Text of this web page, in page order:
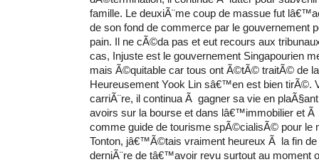
famille. Le deuxiÃ¨me coup de massue fut
de son fond de commerce par le gouvernement
pain. Il ne cÃ©da pas et eut recours aux
cas, Injuste est le gouvernement Singapourien
mais Ã©quitable car tous ont Ã©tÃ© traitÃ© de
Heureusement Yook Lin sâ€™en est bien tirÃ©.
carriÃ¨re, il continua Ã gagner sa vie en
avoirs sur la bourse et dans lâ€™immobilier et
comme guide de tourisme spÃ©cialisÃ© pour le
Tonton, jâ€™Ã©tais vraiment heureux Ã la fin
derniÃ¨re de tâ€™avoir revu surtout au moment